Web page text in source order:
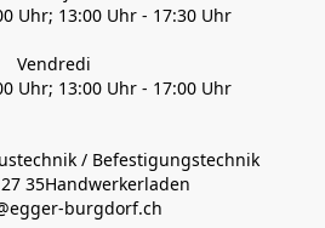
Uhr; 13:00 Uhr - 17:30 Uhr
Vendredi
Uhr; 13:00 Uhr - 17:00 Uhr
/ Befestigungstechnik
35Handwerkerladen
burgdorf.ch